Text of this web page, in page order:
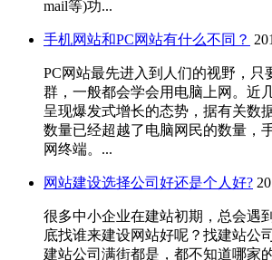
mail等)功...
手机网站和PC网站有什么不同？
PC网站最先进入到人们的视野，只
群，一般都会学会用电脑上网。近
呈现爆发式增长的态势，据有关数
数量已经超越了电脑网民的数量，
网终端。...
网站建设选择公司好还是个人好?
很多中小企业在建站初期，总会遇
底找谁来建设网站好呢？找建站公
建站公司满街都是，都不知道哪家